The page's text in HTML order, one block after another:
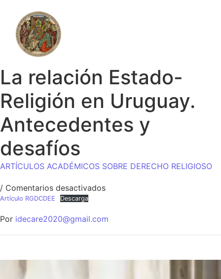
La relación Estado-
Religión en Uruguay.
Antecedentes y
desafíos
ARTÍCULOS ACADÉMICOS SOBRE DERECHO RELIGIOSO
/ Comentarios desactivados
Artículo RGDCDEE Descarga
Por idecare2020@gmail.com